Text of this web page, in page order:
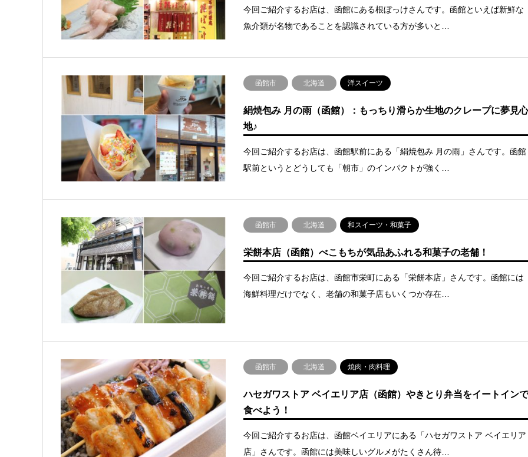
今回ご紹介するお店は、函館にある根ぼっけさんです。函館といえば新鮮な
魚介類が名物であることを認識されている方が多いと…
函館市 北海道 洋スイーツ
絹焼包み 月の雨（函館）：もっちり滑らか生地のクレープに夢見
地♪
今回ご紹介するお店は、函館駅前にある「絹焼包み 月の雨」さんです。函館
駅前というとどうしても「朝市」のインパクトが強く…
函館市 北海道 和スイーツ・和菓子
栄餅本店（函館）べこもちが気品あふれる和菓子の老舗！
今回ご紹介するお店は、函館市栄町にある「栄餅本店」さんです。函館には
海鮮料理だけでなく、老舗の和菓子店もいくつか存在…
函館市 北海道 焼肉・肉料理
ハセガワストア ベイエリア店（函館）やきとり弁当をイートイン
食べよう！
今回ご紹介するお店は、函館ベイエリアにある「ハセガワストア ベイエリア
店」さんです。函館には美味しいグルメがたくさん待…